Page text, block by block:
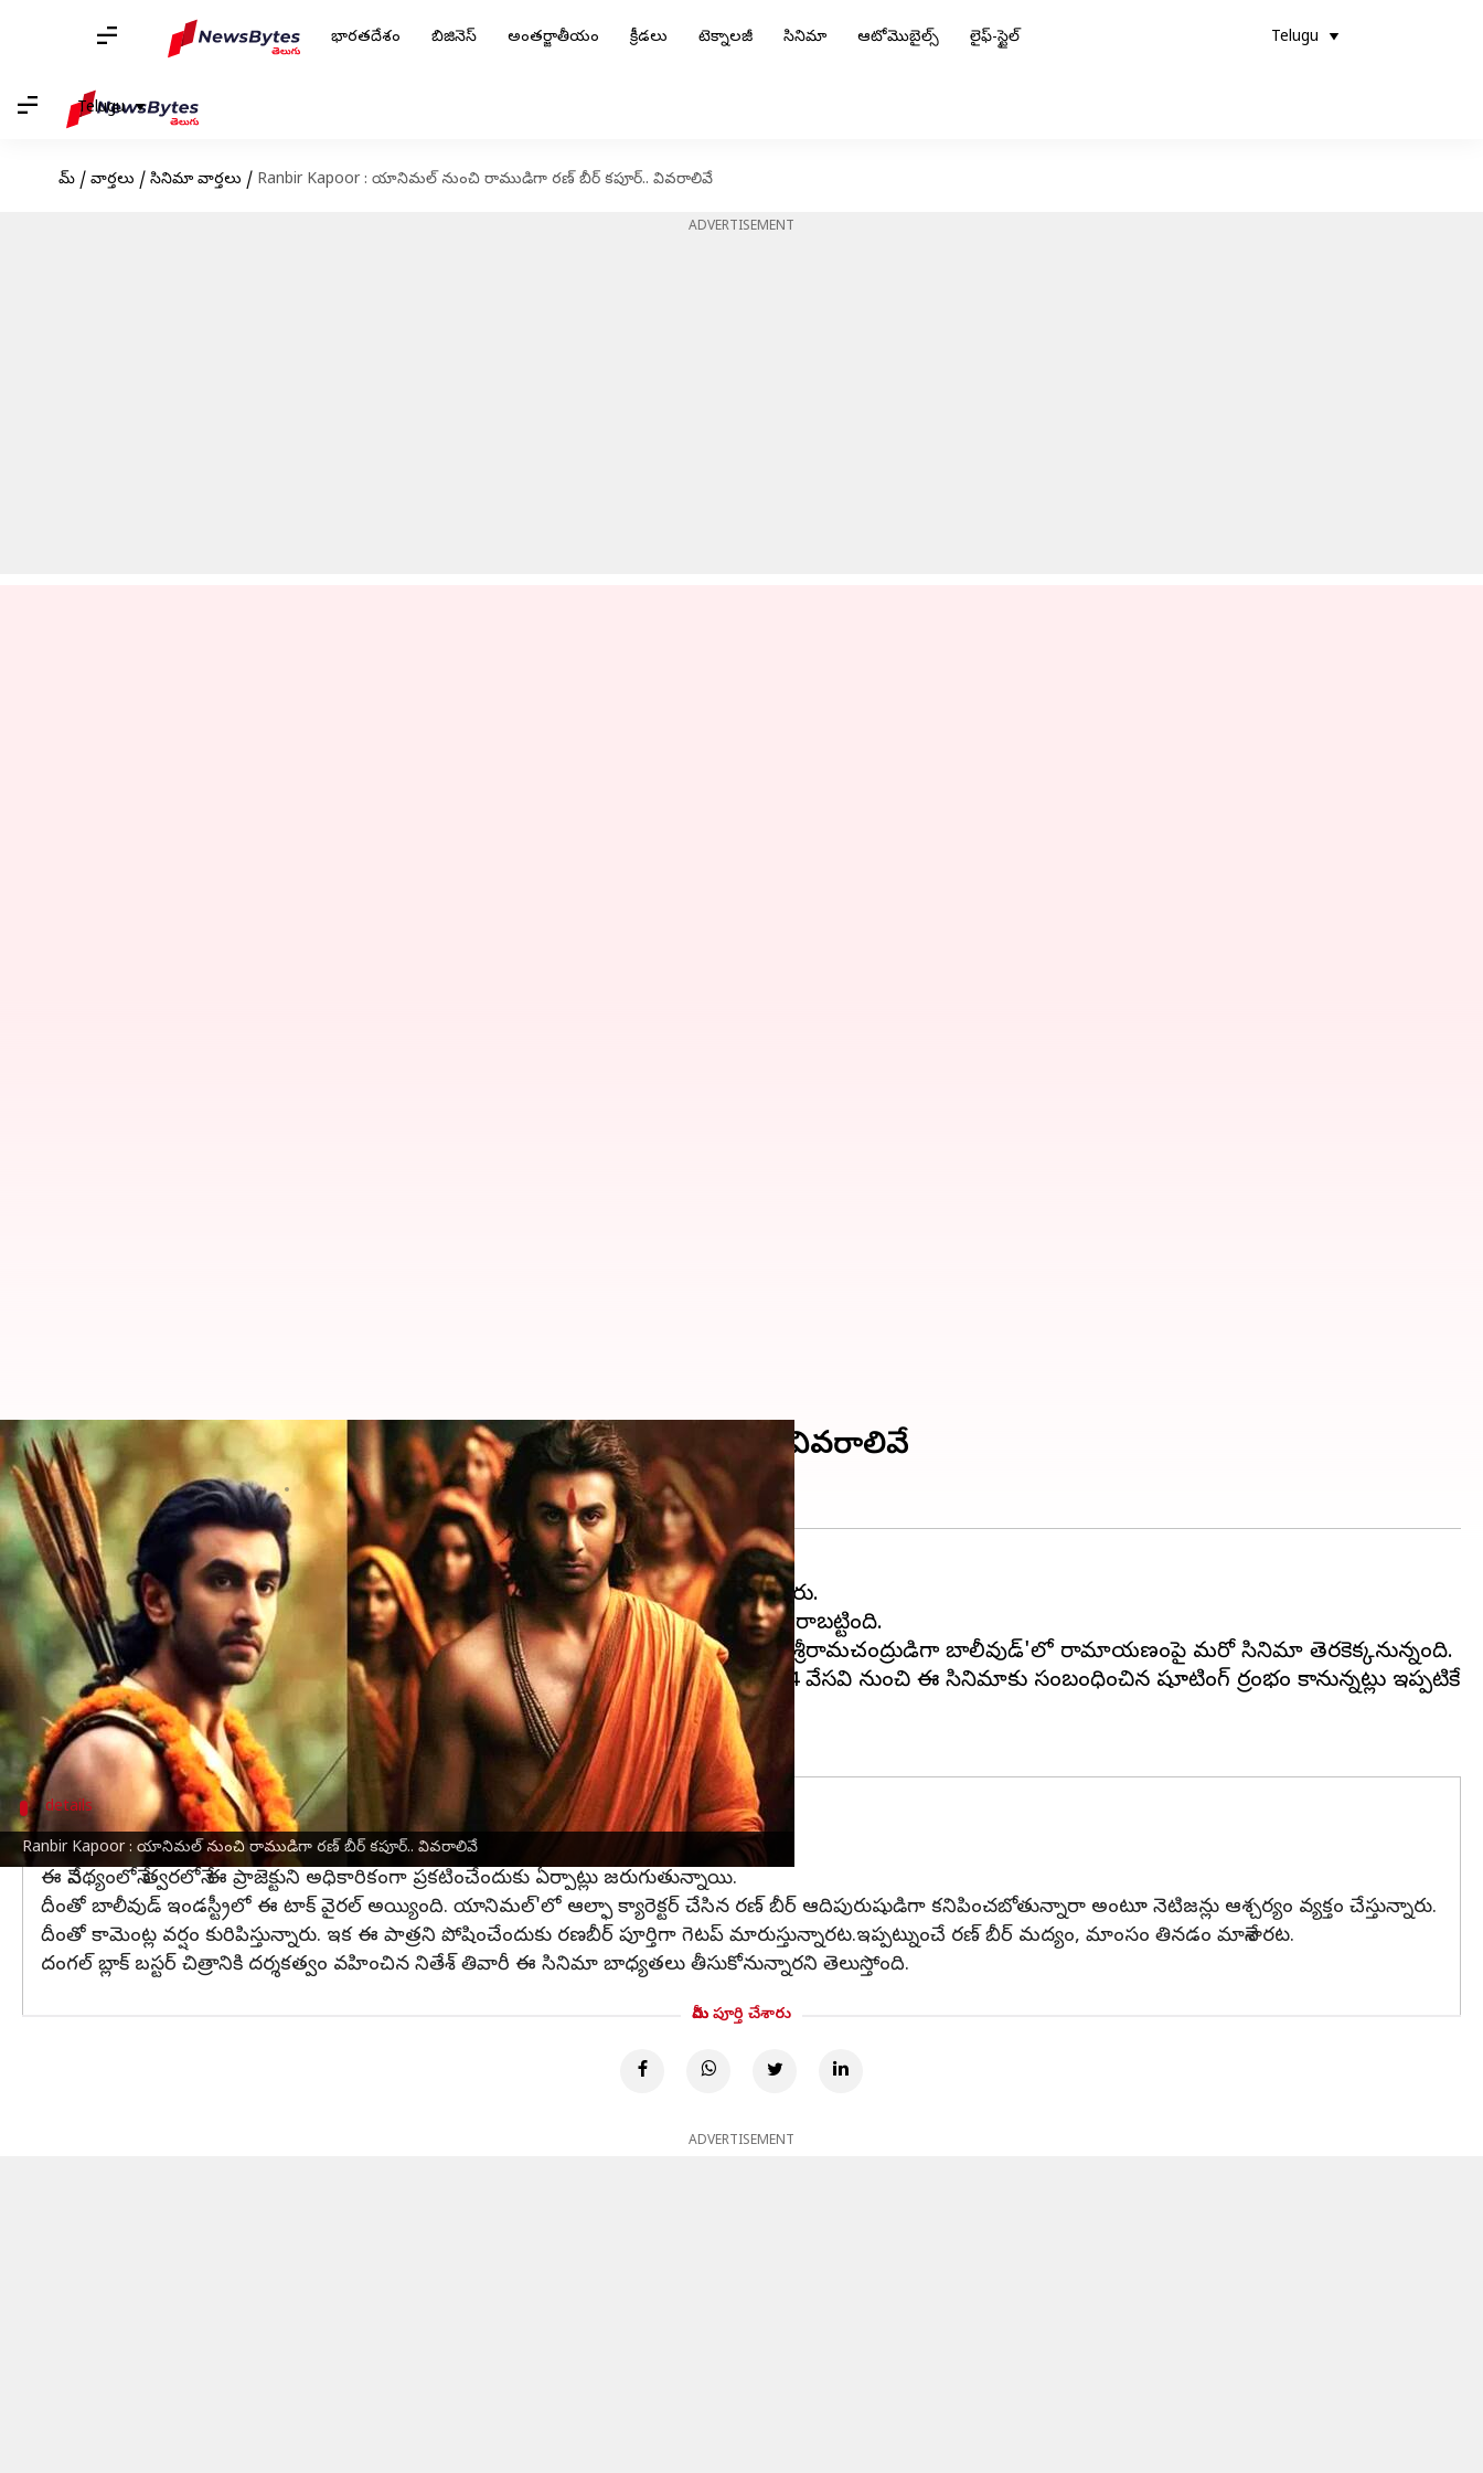
భారతదేశం బిజినెస్ అంతర్జాతీయం క్రీడలు టెక్నాలజీ సినిమా ఆటోమొబైల్స్ లైఫ్-స్టైల్ Telugu
Telugu
హోమ్ / వార్తలు / సినిమా వార్తలు / Ranbir Kapoor : యానిమల్ నుంచి రాముడిగా రణ్ బీర్ కపూర్.. వివరాలివే
ADVERTISEMENT
Ranbir Kapoor : యానిమల్ నుంచి రాముడిగా రణ్ బీర్ కపూర్.. వివరాలివే
Ranbir Kapoor : యానిమల్ నుంచి రాముడిగా రణ్ బీర్ కపూర్.. వివరాలివే
వ్రాసిన వారు TEJAVYAS BESTHA Dec 13, 2023 06:58 pm
ఈ వార్తాకథనం ఏంటి
పాన్ ఇండియా స్థాయిలో 'యానిమల్ ' సినిమా చేసిన రణ్ బీర్ కపూర్వైల్డ్'గా యాక్షన్ సీన్స్ చేశారు.
డైరెక్టర్ సందీప్ వంగా సారథ్యంలో తెరకెక్కించిన యానిమల్ ప్రపంచ వ్యాప్తంగా భారీ వసూళ్లు రాబట్టింది.
తాజాగా హింసాత్మకమైన మూవీకి పూర్తి భిన్నంగా సుగుణాభిరాముడి పాత్రలో ఒదిగిపోనున్నారు. శ్రీరామచంద్రుడిగా బాలీవుడ్'లో రామాయణంపై మరో సినిమా తెరకెక్కనున్నంది.
అయితే ప్రస్తుతం రణ్ బీర్ రామాయణం ప్రాజెక్టులో పనులు వేగవంతమైనట్లు సమాచారం. 2024 వేసవి నుంచి ఈ సినిమాకు సంబంధించిన షూటింగ్ ప్రారంభం కానున్నట్లు ఇప్పటికే
ప్రచారం ఊపందుకుంది.
details
నితేశ్‌ తివారీకి రామాయణం బాధ్యతలు
ఈ నేపథ్యంలోనే త్వరలోనే ఈ ప్రాజెక్టుని అధికారికంగా ప్రకటించేందుకు ఏర్పాట్లు జరుగుతున్నాయి.
దీంతో బాలీవుడ్ ఇండస్ట్రీలో ఈ టాక్ వైరల్ అయ్యింది. యానిమల్'లో ఆల్ఫా క్యారెక్టర్ చేసిన రణ్ బీర్ ఆదిపురుషుడిగా కనిపించబోతున్నారా అంటూ నెటిజన్లు ఆశ్చర్యం వ్యక్తం చేస్తున్నారు.
దీంతో కామెంట్ల వర్షం కురిపిస్తున్నారు. ఇక ఈ పాత్రని పోషించేందుకు రణబీర్ పూర్తిగా గెటప్ మారుస్తున్నారట.ఇప్పట్నుంచే రణ్ బీర్ మద్యం, మాంసం తినడం మానేశారట.
దంగల్ బ్లాక్ బస్టర్ చిత్రానికి దర్శకత్వం వహించిన నితేశ్‌ తివారీ ఈ సినిమా బాధ్యతలు తీసుకోనున్నారని తెలుస్తోంది.
మీరు పూర్తి చేశారు
ADVERTISEMENT